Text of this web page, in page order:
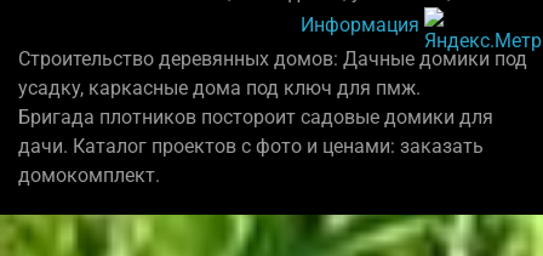
Информация
Строительство деревянных домов: Дачные домики под
усадку, каркасные дома под ключ для пмж.
Бригада плотников постороит садовые домики для
дачи. Каталог проектов с фото и ценами: заказать
домокомплект.